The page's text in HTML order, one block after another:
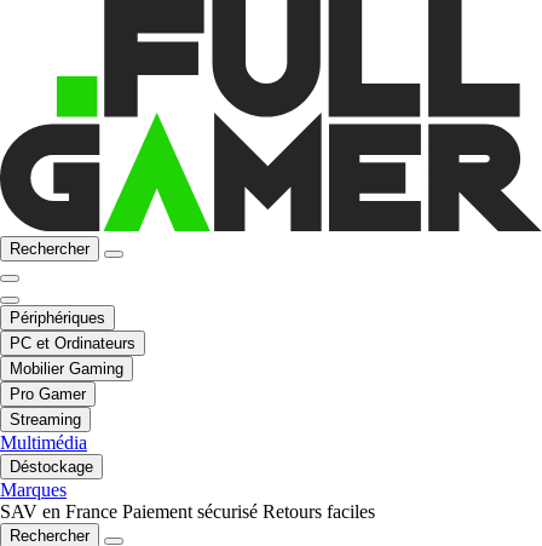
Rechercher
Périphériques
PC et Ordinateurs
Mobilier Gaming
Pro Gamer
Streaming
Multimédia
Déstockage
Marques
SAV en France Paiement sécurisé Retours faciles
Rechercher